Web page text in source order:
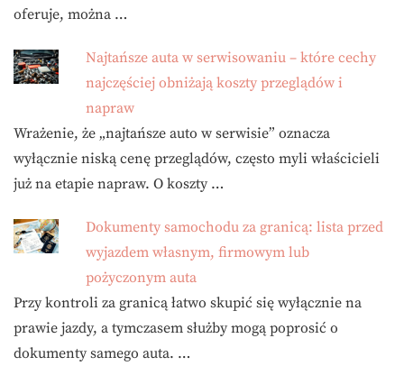
oferuje, można …
Najtańsze auta w serwisowaniu – które cechy
najczęściej obniżają koszty przeglądów i
napraw
Wrażenie, że „najtańsze auto w serwisie” oznacza
wyłącznie niską cenę przeglądów, często myli właścicieli
już na etapie napraw. O koszty …
Dokumenty samochodu za granicą: lista przed
wyjazdem własnym, firmowym lub
pożyczonym auta
Przy kontroli za granicą łatwo skupić się wyłącznie na
prawie jazdy, a tymczasem służby mogą poprosić o
dokumenty samego auta. …